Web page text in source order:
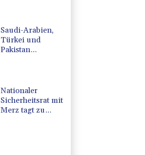
Saudi-Arabien,
Türkei und
Pakistan
Verteidigungsabkommen
Nationaler
Sicherheitsrat mit
Merz tagt zu